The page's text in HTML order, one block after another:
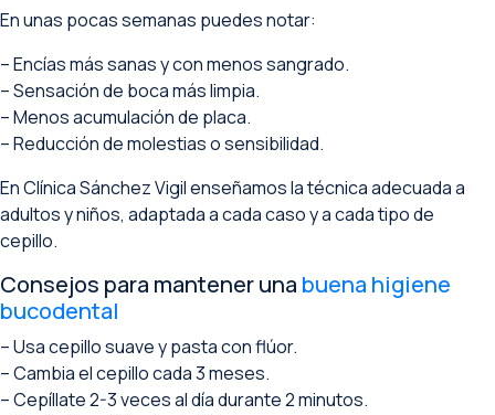
En unas pocas semanas puedes notar:
– Encías más sanas y con menos sangrado.
– Sensación de boca más limpia.
– Menos acumulación de placa.
– Reducción de molestias o sensibilidad.
En Clínica Sánchez Vigil enseñamos la técnica adecuada a
adultos y niños, adaptada a cada caso y a cada tipo de
cepillo.
Consejos para mantener una buena higiene
bucodental
– Usa cepillo suave y pasta con flúor.
– Cambia el cepillo cada 3 meses.
– Cepíllate 2-3 veces al día durante 2 minutos.